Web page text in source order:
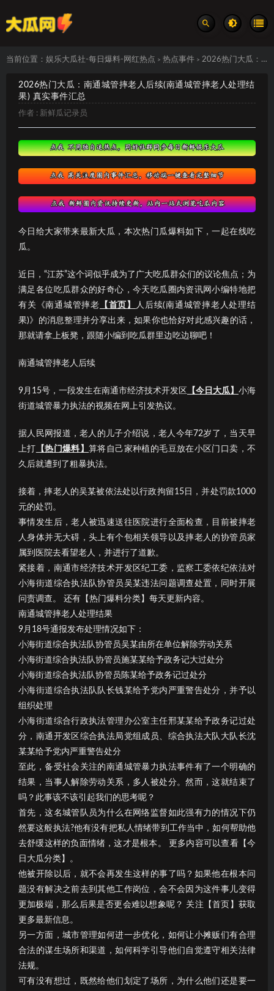
当前位置： 娱乐大瓜社-每日爆料-网红热点 > 热点事件 > 2026热门大瓜：南通城管摔老人后续(南通城管摔老人处理结果) 真实事件汇总
2026热门大瓜：南通城管摔老人后续(南通城管摔老人处理结
果) 真实事件汇总
作者 : 新鲜瓜记录员
今日给大家带来最新大瓜，本次热门瓜爆料如下，一起在线吃
瓜。
近日，“江苏”这个词似乎成为了广大吃瓜群众们的议论焦点；为
满足各位吃瓜群众的好奇心，今天吃瓜圈内资讯网小编特地把
有关《南通城管摔老 【首页】
人后续(南通城管摔老人处理结
果)》的消息整理并分享出来，如果你也恰好对此感兴趣的话，
那就请拿上板凳，跟随小编到吃瓜群里边吃边聊吧！
南通城管摔老人后续
9月15号，一段发生在南通市经济技术开发区 【今日大瓜】 小海
街道城管暴力执法的视频在网上引发热议。
据人民网报道，老人的儿子介绍说，老人今年72岁了，当天早
上打 【热门爆料】算将自己家种植的毛豆放在小区门口卖，不
久后就遭到了粗暴执法。
接着，摔老人的吴某被依法处以行政拘留15日，并处罚款1000
元的处罚。
事情发生后，老人被迅速送往医院进行全面检查，目前被摔老
人身体并无大碍，头上有个包相关领导以及摔老人的协管员家
属到医院去看望老人，并进行了道歉。
紧接着，南通市经济技术开发区纪工委，监察工委依纪依法对
小海街道综合执法队协管员吴某违法问题调查处置，同时开展
问责调查。 还有【热门爆料分类】每天更新内容。
南通城管摔老人处理结果
9月18号通报发布处理情况如下：
小海街道综合执法队协管员吴某由所在单位解除劳动关系
小海街道综合执法队协管员施某某给予政务记大过处分
小海街道综合执法队协管员陈某给予政务记过处分
小海街道综合执法队队长钱某给予党内严重警告处分，并予以
组织处理
小海街道综合行政执法管理办公室主任邢某某给予政务记过处
分，南通开发区综合执法局党组成员、综合执法大队大队长沈
某某给予党内严重警告处分
至此，备受社会关注的南通城管暴力执法事件有了一个明确的
结果，当事人解除劳动关系，多人被处分。然而，这就结束了
吗？此事该不该引起我们的思考呢？
首先，这名城管队员为什么在网络监督如此强有力的情况下仍
然要这般执法?他有没有把私人情绪带到工作当中，如何帮助他
去舒缓这样的负面情绪，这才是根本。 更多内容可以查看【今
日大瓜分类】。
他被开除以后，就不会再发生这样的事了吗？如果他在根本问
题没有解决之前去到其他工作岗位，会不会因为这件事儿变得
更加极端，那么后果是否更会难以想象呢？ 关注【首页】获取
更多最新信息。
另一方面，城市管理如何进一步优化，如何让小摊贩们有合理
合法的谋生场所和渠道，如何科学引导他们自觉遵守相关法律
法规。
可有没有想过，既然给他们划定了场所，为什么他们还是要一